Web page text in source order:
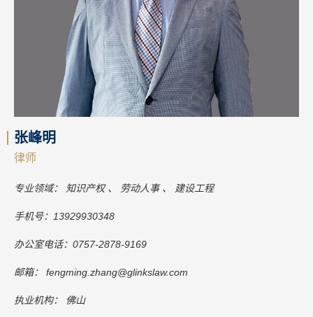
张峰明
律师
专业领域： 知识产权 劳动人事 建设工程
手机号： 13929930348
办公室电话： 0757-2878-9169
邮箱： fengming.zhang@glinkslaw.com
执业机构： 佛山